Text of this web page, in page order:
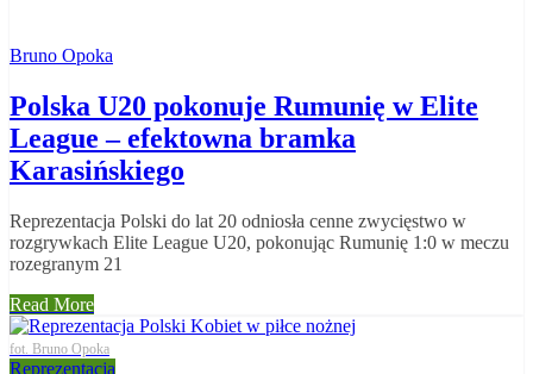
Bruno Opoka
Polska U20 pokonuje Rumunię w Elite
League – efektowna bramka
Karasińskiego
Reprezentacja Polski do lat 20 odniosła cenne zwycięstwo w
rozgrywkach Elite League U20, pokonując Rumunię 1:0 w meczu
rozegranym 21
Read More
fot. Bruno Opoka
Reprezentacja